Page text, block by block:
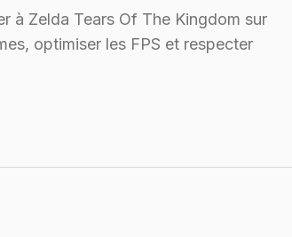
à Zelda Tears Of The Kingdom sur
optimiser les FPS et respecter